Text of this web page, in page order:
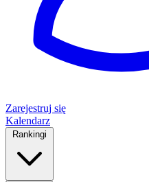
Zarejestruj się
Kalendarz
Rankingi